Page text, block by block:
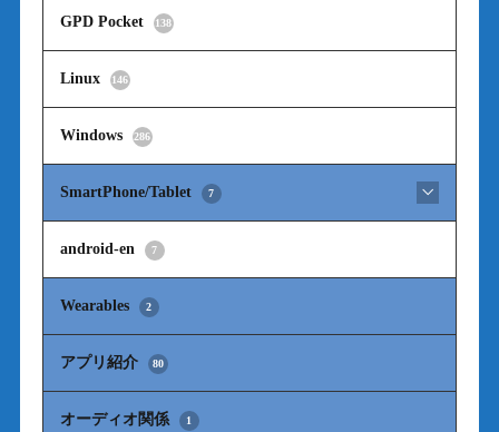
GPD Pocket 138
Linux 146
Windows 286
SmartPhone/Tablet 7
android-en 7
Wearables 2
アプリ紹介 80
オーディオ関係 1